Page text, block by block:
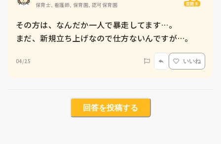
保育士, 看護師, 保育園, 認可保育園 質問主
その方は、なんだか一人で暴走してます…。
まだ、新規立ち上げなので仕方ないんですが…。
04/25 いいね
回答を投稿する